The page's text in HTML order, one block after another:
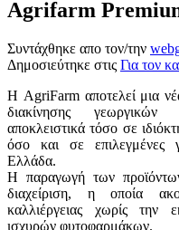
Agrifarm
Συντάχθηκε απο τον/την
Δημοσιεύτηκε στις Για τον
Η AgriFarm αποτελεί μια
διακίνησης γεωργικών
αποκλειστικά τόσο σε
όσο και σε επιλεγμένες
Ελλάδα.
Η παραγωγή των
διαχείριση, η οποία
καλλιέργειας χωρίς την
ισχυρών φυτοφαρμάκων.